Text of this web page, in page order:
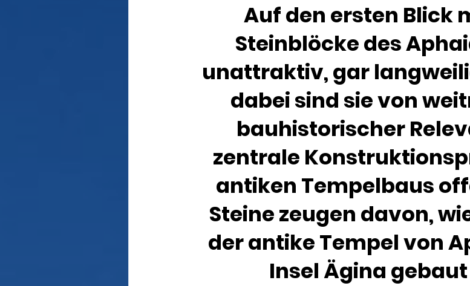
Auf den ersten Blick
Steinblöcke des
unattraktiv, gar
dabei sind sie von
bauhistorischer
zentrale
antiken Tempelbaus
Steine zeugen davon,
der antike Tempel von
Insel Ägina